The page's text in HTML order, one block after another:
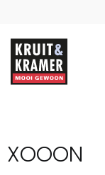
XOOON